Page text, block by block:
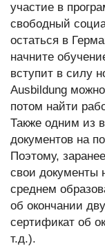
участие в
свободный
остаться в
начните
вступит в силу
Ausbildung
потом найти
Также одним из
документов на
Поэтому,
свои документы
среднем
об окончании
сертификат об
т.д.).